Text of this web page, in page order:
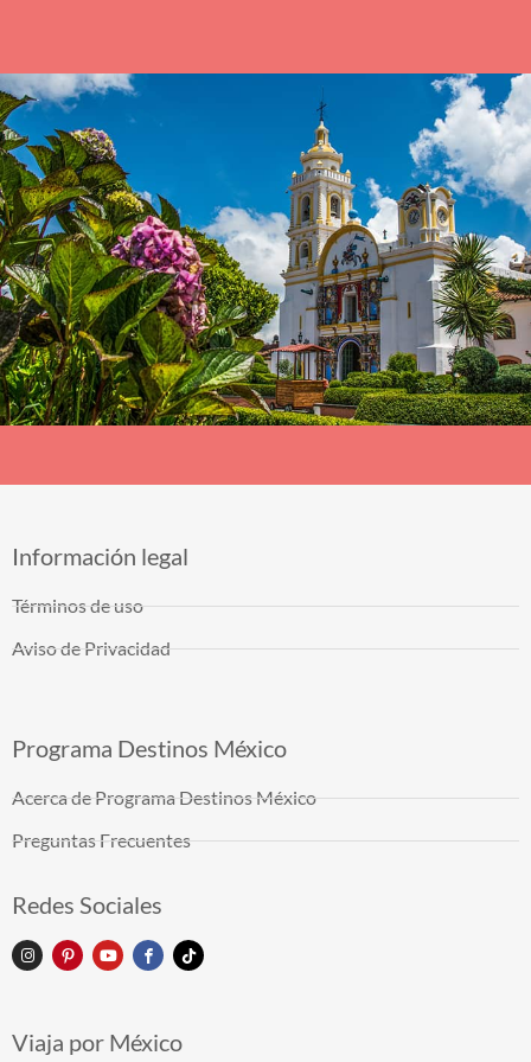
Información legal
Términos de uso
Aviso de Privacidad
Programa Destinos México
Acerca de Programa Destinos México
Preguntas Frecuentes
Redes Sociales
Viaja por México